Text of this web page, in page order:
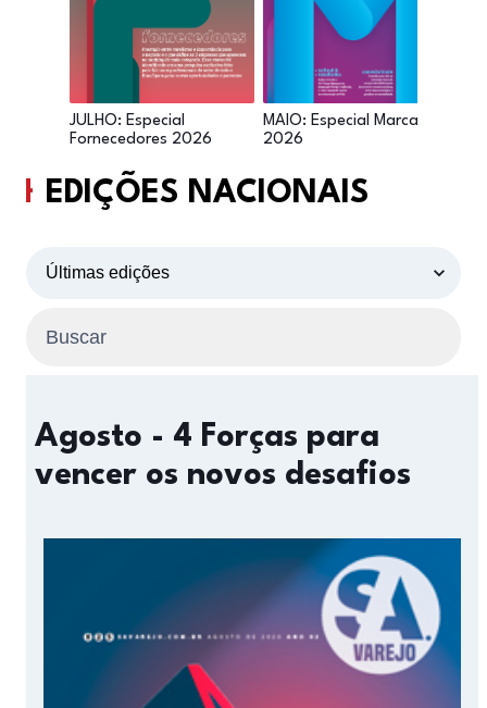
EDIÇÕES NACIONAIS
Agosto - 4 Forças para
vencer os novos desafios
JULHO: Especial
Fornecedores 2026
MAIO: Especial Marcas
2026